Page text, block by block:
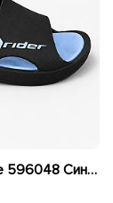
Шлепанцы мужские 596048 Синие